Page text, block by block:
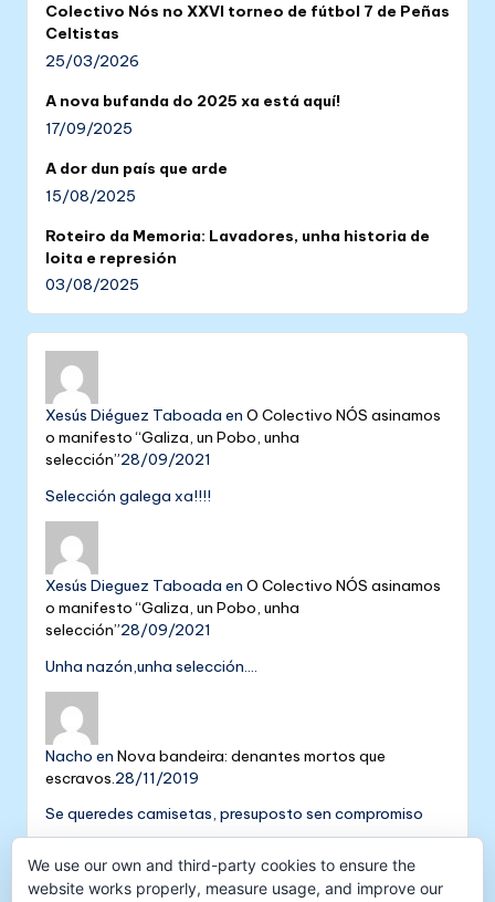
Colectivo Nós no XXVI torneo de fútbol 7 de Peñas
Celtistas
25/03/2026
A nova bufanda do 2025 xa está aquí!
17/09/2025
A dor dun país que arde
15/08/2025
Roteiro da Memoria: Lavadores, unha historia de
loita e represión
03/08/2025
Xesús Diéguez Taboada en O Colectivo NÓS asinamos
o manifesto “Galiza, un Pobo, unha
selección”28/09/2021
Selección galega xa!!!!
Xesús Dieguez Taboada en O Colectivo NÓS asinamos
o manifesto “Galiza, un Pobo, unha
selección”28/09/2021
Unha nazón,unha selección....
Nacho en Nova bandeira: denantes mortos que
escravos. 28/11/2019
Se queredes camisetas, presuposto sen compromiso
Colectivo NósenV Aniversario do Colectivo
NÓS16/09/2018
We use our own and third-party cookies to ensure the
website works properly, measure usage, and improve our